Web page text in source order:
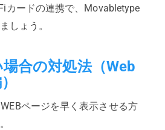
カードの連携で、Movabletype
しょう。
合の対処法（Web
ページを早く表示させる方